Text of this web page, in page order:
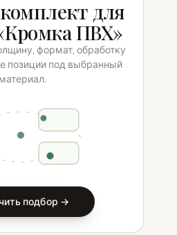
для
ПВХ»
формат, обработку
позиции под выбранный
материал.
подбор →